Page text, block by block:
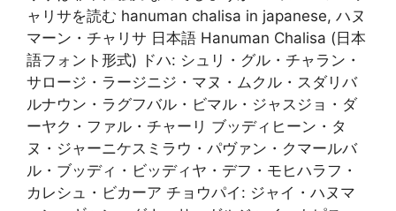
ャリサを読む hanuman chalisa in japanese, ハヌ
マーン・チャリサ 日本語 Hanuman Chalisa (日本
語フォント形式) ドハ: シュリ・グル・チャラン・
サロージ・ラージニジ・マヌ・ムクル・スダリバ
ルナウン・ラグフバル・ビマル・ジャスジョ・ダ
ーヤク・ファル・チャーリ ブッディヒーン・タ
ヌ・ジャーニケスミラウ・パヴァン・クマールバ
ル・ブッディ・ビッディヤ・デフ・モヒハラフ・
カレシュ・ビカーア チョウパイ: ジャイ・ハヌマ